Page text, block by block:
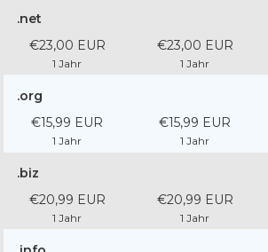
.net
€23,00 EUR
1 Jahr
€23,00 EUR
1 Jahr
.org
€15,99 EUR
1 Jahr
€15,99 EUR
1 Jahr
.biz
€20,99 EUR
1 Jahr
€20,99 EUR
1 Jahr